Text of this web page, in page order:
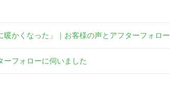
暖かくなった」｜お客様の声とアフターフォロー
ーフォローに伺いました